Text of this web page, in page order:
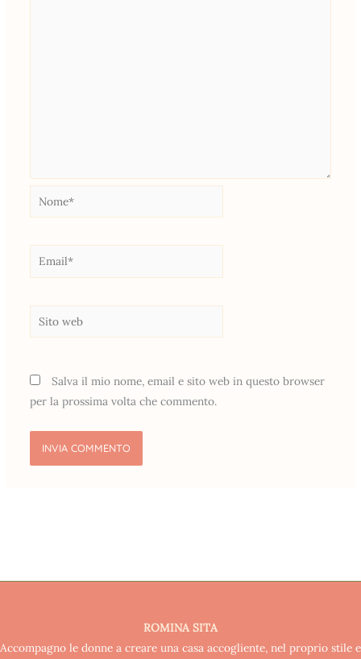
Nome*
Email*
web
Salva il mio nome, email e sito web in questo browser
per la prossima volta che commento.
ROMINA SITA
Accompagno le donne a creare una casa accogliente, nel proprio stile e